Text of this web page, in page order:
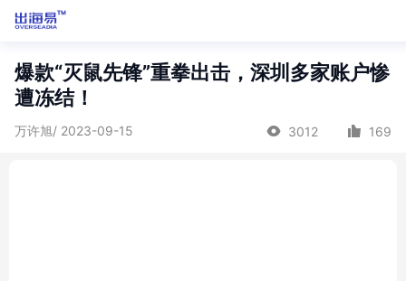
爆款“灭鼠先锋”重拳出击，深圳多家账户惨
遭冻结！
万许旭/ 2023-09-15 3012 169